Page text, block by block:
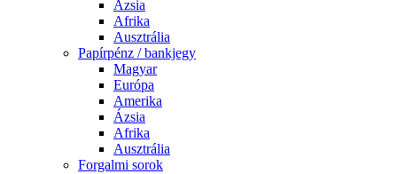
Ázsia
Afrika
Ausztrália
Papírpénz / bankjegy
Magyar
Európa
Amerika
Ázsia
Afrika
Ausztrália
Forgalmi sorok